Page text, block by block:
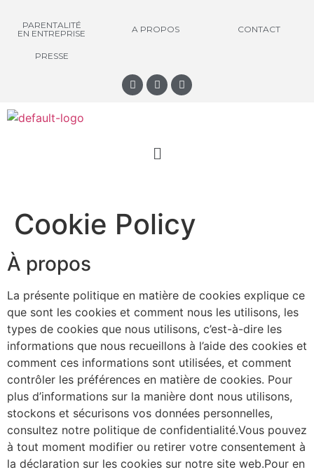
PARENTALITÉ
EN ENTREPRISE
A PROPOS CONTACT
PRESSE
Cookie Policy
À propos
La présente politique en matière de cookies explique ce
que sont les cookies et comment nous les utilisons, les
types de cookies que nous utilisons, c’est-à-dire les
informations que nous recueillons à l’aide des cookies et
comment ces informations sont utilisées, et comment
contrôler les préférences en matière de cookies. Pour
plus d’informations sur la manière dont nous utilisons,
stockons et sécurisons vos données personnelles,
consultez notre politique de confidentialité.Vous pouvez
à tout moment modifier ou retirer votre consentement à
la déclaration sur les cookies sur notre site web.Pour en